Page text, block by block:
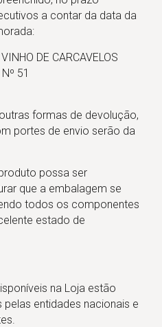
a contar da data da
DE CARCAVELOS
51
formas de devolução,
portes de envio serão da
possa ser
que a embalagem se
todos os componentes
estado de
na Loja estão
entidades nacionais e